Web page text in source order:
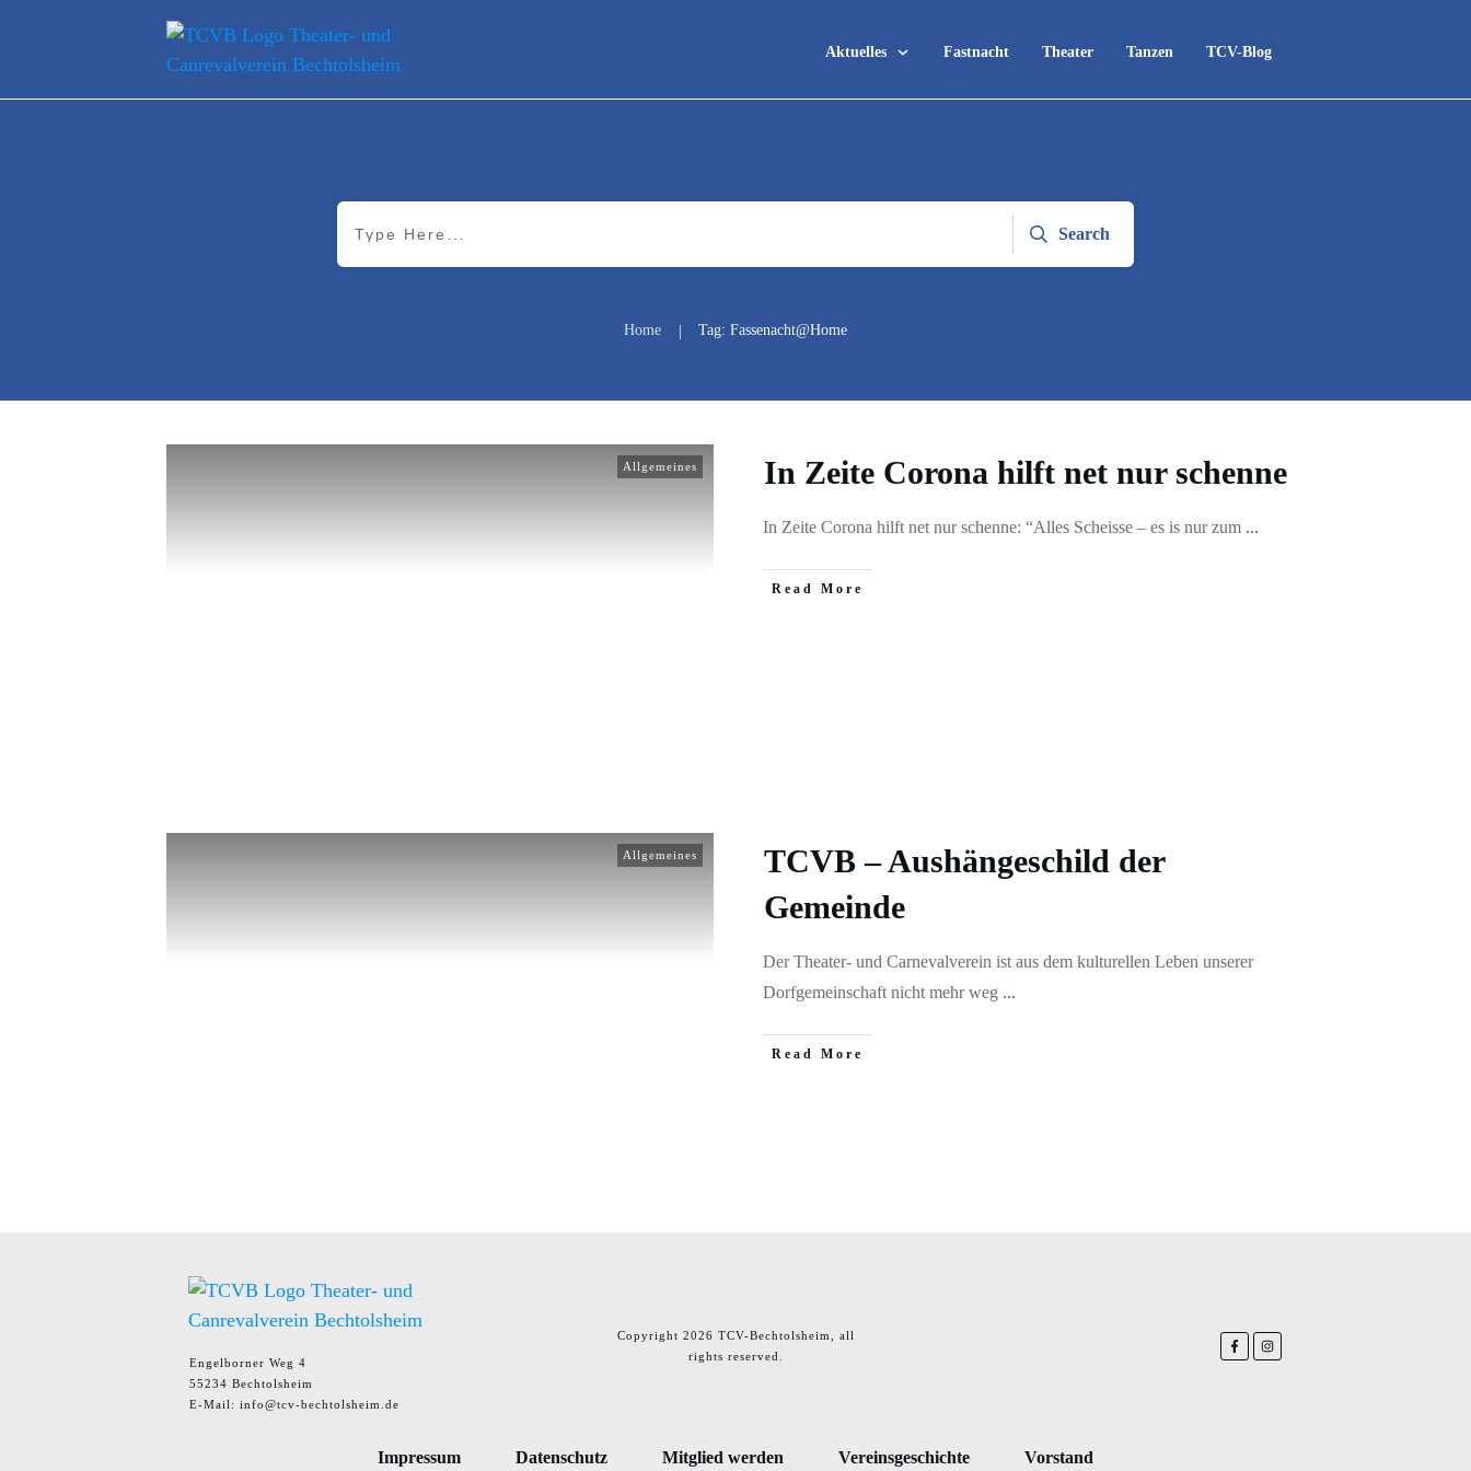
Aktuelles Fastnacht Theater Tanzen TCV-Blog
Search
Home | Tag: Fassenacht@Home
Allgemeines In Zeite Corona hilft net nur schenne
In Zeite Corona hilft net nur schenne: “Alles Scheisse – es is nur zum ...
​Read More
Allgemeines
TCVB – Aushängeschild der
Gemeinde
Der Theater- und Carnevalverein ist aus dem kulturellen Leben unserer
Dorfgemeinschaft nicht mehr weg ...
​Read More
Engelborner Weg 4
55234 Bechtolsheim
E-Mail: info@tcv-bechtolsheim.de
Copyright2026 TCV-Bechtolsheim
, all
rights reserved.
Impressum Datenschutz Mitglied werden Vereinsgeschichte Vorstand